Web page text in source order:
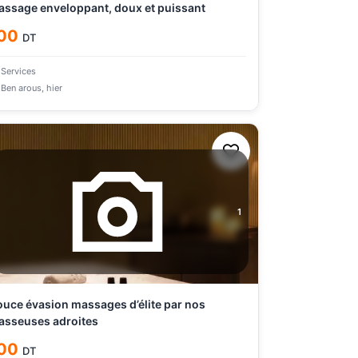
enveloppant, doux et puissant
DT
Services
Ben arous, hier
1
évasion massages d’élite par nos
adroites
DT